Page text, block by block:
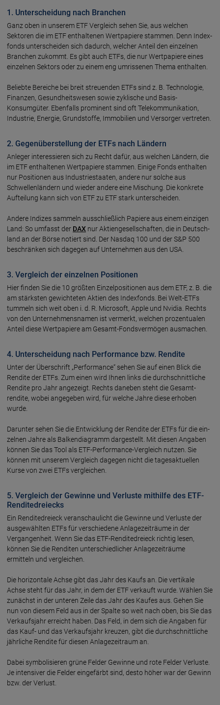
1. Unterscheidung nach Branchen
Ganz oben in unserem ETF Vergleich sehen Sie, aus welchen
Sektoren die im ETF enthal­tenen Wert­papiere stammen. Denn Index­
fonds unter­schei­den sich dadurch, welcher Anteil den einzelnen
Bran­chen zukommt. Es gibt auch ETFs, die nur Wert­papiere eines
einzelnen Sektors oder zu einem eng umrissenen Thema ent­halten.
Beliebte Bereiche bei breit streuen­den ETFs sind z. B. Technologie,
Finanzen, Gesundheits­wesen sowie zyklische und Basis-
Konsumgüter. Eben­falls promi­nent sind oft Tele­kommu­nika­tion,
Indus­trie, Energie, Grund­stoffe, Immo­bilien und Ver­sorger vertreten.
2. Gegenüberstellung der ETFs nach Ländern
Anleger interessieren sich zu Recht dafür, aus welchen Ländern, die
im ETF ent­hal­tenen Wert­papiere stammen. Einige Fonds enthalten
nur Posi­tionen aus Industrie­staaten, andere nur solche aus
Schwellen­ländern und wieder andere eine Mischung. Die konkrete
Auf­teilung kann sich von ETF zu ETF stark unter­scheiden.
Andere Indizes sammeln aus­schließ­lich Papiere aus einem ein­zigen
Land: So umfasst der DAX nur Aktien­gesell­schaften, die in Deutsch­
land an der Börse notiert sind. Der Nasdaq 100 und der S&P 500
beschränken sich dagegen auf Unter­nehmen aus den USA.
3. Vergleich der einzelnen Positionen
Hier finden Sie die 10 größten Einzel­posi­tionen aus dem ETF, z. B. die
am stärksten gewichteten Aktien des Indexfonds. Bei Welt-ETFs
tummeln sich weit oben i. d. R. Microsoft, Apple und Nvidia. Rechts
von den Unter­nehmens­namen ist vermerkt, welchen prozen­tualen
Anteil diese Wert­papiere am Gesamt-Fonds­vermögen ausmachen.
4. Unterscheidung nach Performance bzw. Rendite
Unter der Überschrift „Performance“ sehen Sie auf einen Blick die
Rendite der ETFs. Zum einen wird Ihnen links die durch­schnitt­liche
Rendite pro Jahr ange­zeigt. Rechts daneben steht die Gesamt­
rendite, wobei ange­geben wird, für welche Jahre diese erhoben
wurde.
Darunter sehen Sie die Ent­wick­lung der Rendite der ETFs für die ein­
zelnen Jahre als Balken­dia­gramm darge­stellt. Mit diesen An­gaben
können Sie das Tool als ETF-Performance-Vergleich nutzen. Sie
können mit unserem Vergleich dagegen nicht die tages­aktu­ellen
Kurse von zwei ETFs ver­gleichen.
5. Vergleich der Gewinne und Verluste mithilfe des ETF-
Renditedreiecks
Ein Renditedreieck veranschaulicht die Gewinne und Verluste der
ausge­wähl­ten ETFs für ver­schie­dene Anlage­zeit­räume in der
Vergangen­heit. Wenn Sie das ETF-Rendite­dreieck richtig lesen,
können Sie die Renditen unter­schied­licher Anlage­zeit­räume
ermitteln und vergleichen.
Die horizontale Achse gibt das Jahr des Kaufs an. Die verti­kale
Achse steht für das Jahr, in dem der ETF verkauft wurde. Wählen Sie
zunächst in der unteren Zeile das Jahr des Kaufes aus. Gehen Sie
nun von diesem Feld aus in der Spalte so weit nach oben, bis Sie das
Verkaufs­jahr erreicht haben. Das Feld, in dem sich die Angaben für
das Kauf- und das Verkaufs­jahr kreuzen, gibt die durch­schnitt­liche
jähr­liche Rendite für diesen Anlage­zeit­raum an.
Dabei symbolisieren grüne Felder Gewinne und rote Felder Verluste.
Je inten­siver die Felder einge­färbt sind, desto höher war der Gewinn
bzw. der Verlust.